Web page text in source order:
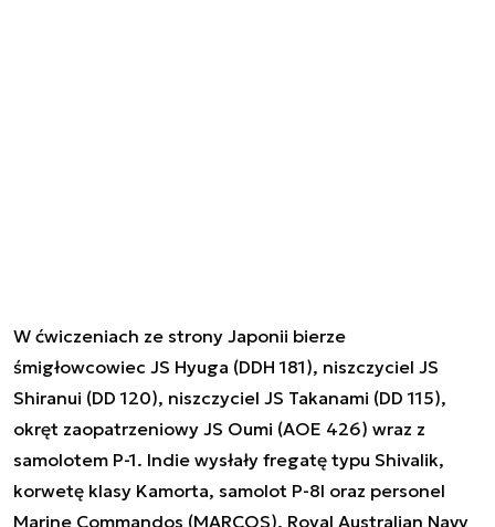
W ćwiczeniach ze strony Japonii bierze
śmigłowcowiec JS Hyuga (DDH 181), niszczyciel JS
Shiranui (DD 120), niszczyciel JS Takanami (DD 115),
okręt zaopatrzeniowy JS Oumi (AOE 426) wraz z
samolotem P-1. Indie wysłały fregatę typu Shivalik,
korwetę klasy Kamorta, samolot P-8I oraz personel
Marine Commandos (MARCOS). Royal Australian Navy